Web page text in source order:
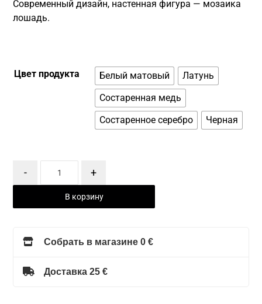
Современный дизайн, настенная фигура — мозаика
лошадь.
Цвет продукта Белый матовый
Латунь
Состаренная медь
Состаренное серебро
Черная
- +
В корзину
Собрать в магазине 0 €
Доставка 25 €